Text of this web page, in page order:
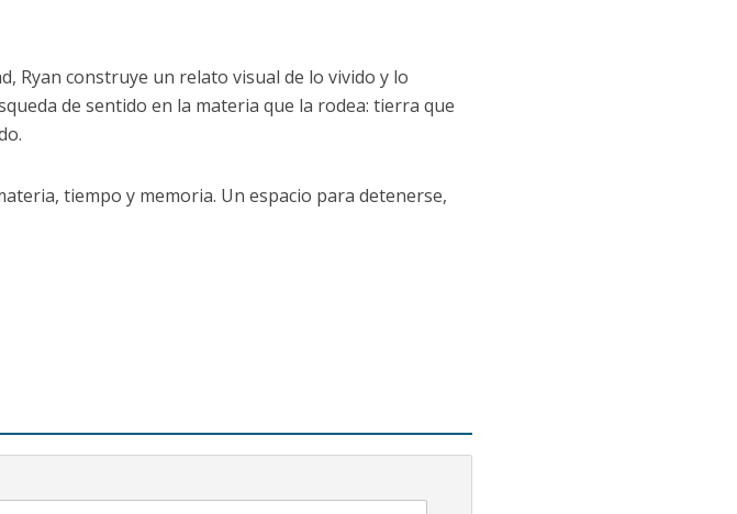
Ryan construye un relato visual de lo vivido y lo
de sentido en la materia que la rodea: tierra que
tiempo y memoria. Un espacio para detenerse,